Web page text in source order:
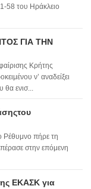
58 του Ηράκλειο
ΓΙΑ ΤΗΝ
Κρήτης
ν’ αναδείξει
θα ενισ...
Ρέθυμνο πήρε τη
στην επόμενη
ΕΚΑΣΚ για